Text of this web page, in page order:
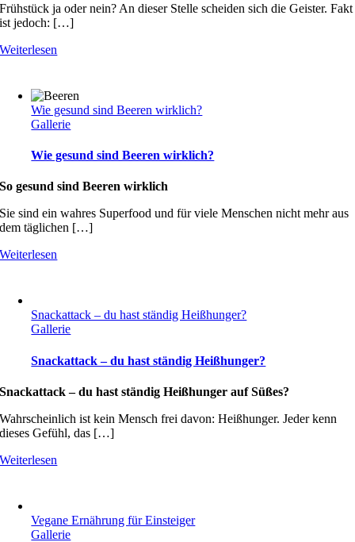
Frühstück ja oder nein? An dieser Stelle scheiden sich die Geister. Fakt
ist jedoch: […]
Weiterlesen
Wie gesund sind Beeren wirklich?
Gallerie
Wie gesund sind Beeren wirklich?
So gesund sind Beeren wirklich
Sie sind ein wahres Superfood und für viele Menschen nicht mehr aus
dem täglichen […]
Weiterlesen
Snackattack – du hast ständig Heißhunger?
Gallerie
Snackattack – du hast ständig Heißhunger?
Snackattack – du hast ständig Heißhunger auf Süßes?
Wahrscheinlich ist kein Mensch frei davon: Heißhunger. Jeder kenn
dieses Gefühl, das […]
Weiterlesen
Vegane Ernährung für Einsteiger
Gallerie